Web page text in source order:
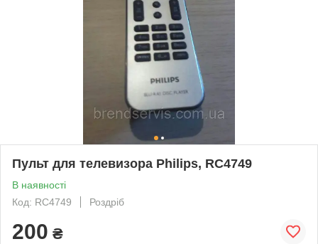
Пульт для телевизора Philips, RC4749
В наявності
Код: RC4749
Роздріб
200 ₴